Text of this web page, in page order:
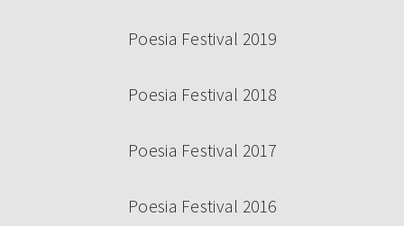
Poesia Festival 2019
Poesia Festival 2018
Poesia Festival 2017
Poesia Festival 2016